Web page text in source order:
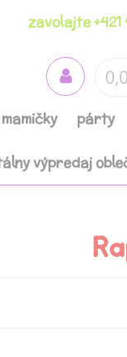
zavolajte +421
párty
výpredaj